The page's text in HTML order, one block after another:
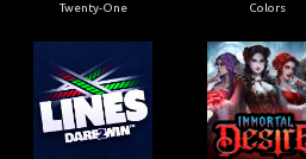
Twenty-One Colors